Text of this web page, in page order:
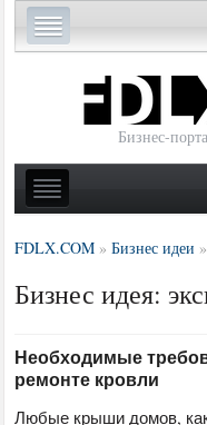
Бизнес-
FDLX.COM »Бизнес идеи »
Бизнес идея:
Необходимые
ремонте кровли
Любые крыши домов, как